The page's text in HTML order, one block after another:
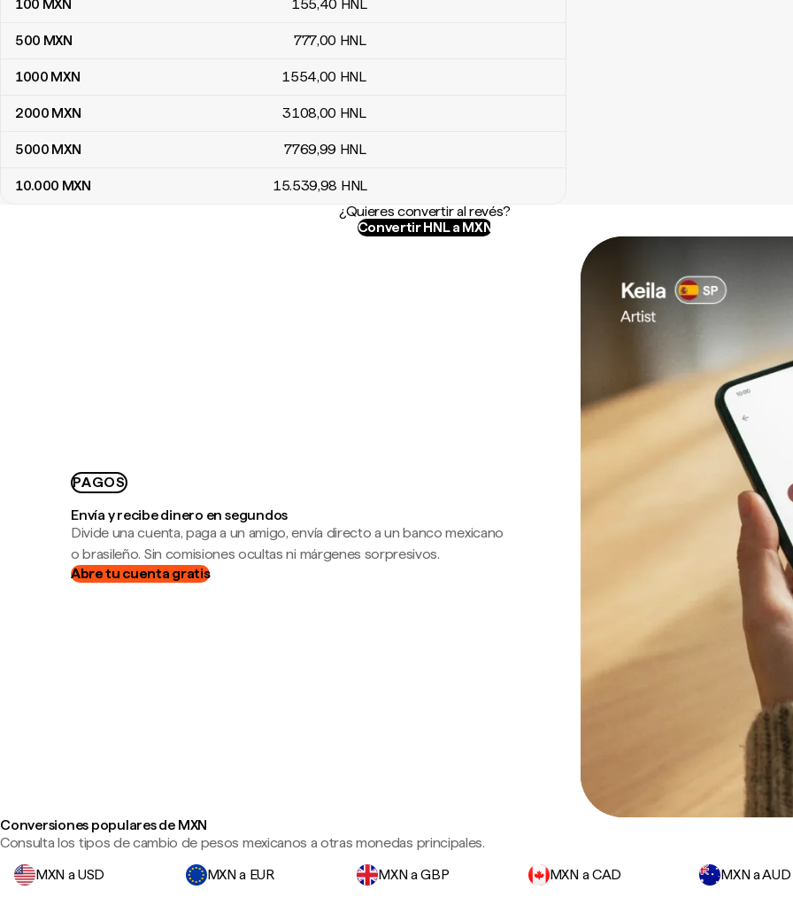
100 MXN 155,40 HNL
500 MXN 777,00 HNL
1000 MXN 1554,00 HNL
2000 MXN 3108,00 HNL
5000 MXN 7769,99 HNL
10.000 MXN 15.539,98 HNL
¿Quieres convertir al revés?
Convertir HNL a MXN
PAGOS
Envía y recibe dinero en segundos
Divide una cuenta, paga a un amigo, envía directo a un banco mexicano
o brasileño. Sin comisiones ocultas ni márgenes sorpresivos.
Abre tu cuenta gratis
Conversiones populares de MXN
Consulta los tipos de cambio de pesos mexicanos a otras monedas principales.
MXN a USD
MXN a EUR MXN a GBP MXN a CAD MXN a AUD